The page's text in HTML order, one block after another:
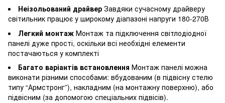
Неізольований драйвер Завдяки сучасному драйверу
світильник працює у широкому діапазоні напруги 180-270В
Легкий монтаж Монтаж та підключення світлодіодної
панелі дуже прості, оскільки всі необхідні елементи
постачаються у комплекті
Багато варіантів встановлення Монтаж панелі можна
виконати різними способами: вбудованим (в підвісну стелю
типу “Армстронг”), накладним (на монтажну поверхню), або
підвісним (за допомогою спеціальних підвісів).